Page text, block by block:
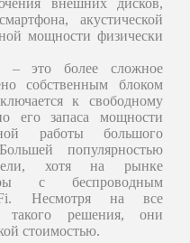
внешних дисков,
акустической
мощности физически
это более сложное
собственным блоком
к свободному
его запаса мощности
работы большого
популярностью
хотя на рынке
с беспроводным
Fi. Несмотря на все
такого решения, они
стоимостью.